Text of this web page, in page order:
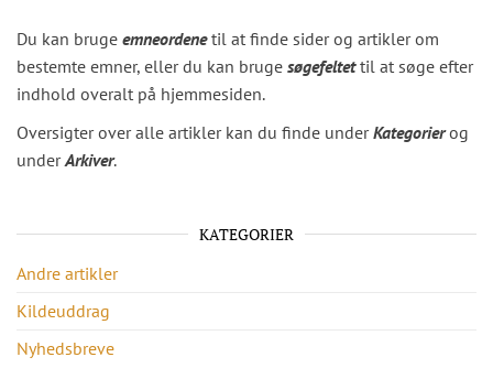
Du kan bruge emneordenetil at finde sider og artikler om
bestemte emner, eller du kan bruge søgefeltettil at søge efter
indhold overalt på hjemmesiden.
Oversigter over alle artikler kan du finde underKategorierog
underArkiver.
KATEGORIER
Andre artikler
Kildeuddrag
Nyhedsbreve